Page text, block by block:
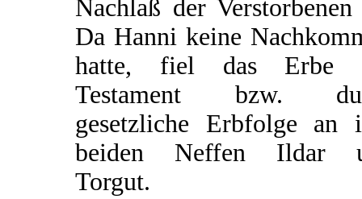
Nachlaß der Verstorbenen
Da Hanni keine
hatte, fiel das Erbe
Testament bzw.
gesetzliche Erbfolge an
beiden Neffen Ildar
Torgut.